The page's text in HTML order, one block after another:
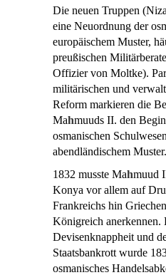
Die neuen Truppen
eine Neuordnung der
europäischem Muster,
preußischen
Offizier von Moltke).
militärischen und
Reform markieren die
Mahmuuds II. den
osmanischen
abendländischem Muster.
1832 musste Mahmuud
Konya vor allem auf
Frankreichs hin
Königreich anerkennen.
Devisenknappheit und
Staatsbankrott wurde
osmanisches